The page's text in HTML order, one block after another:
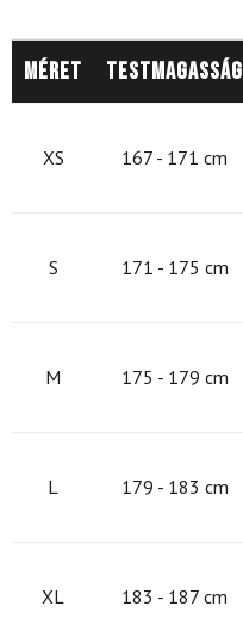
Méret Testmagasság
XS 167 - 171 cm
S 171 - 175 cm
M 175 - 179 cm
L 179 - 183 cm
XL 183 - 187 cm